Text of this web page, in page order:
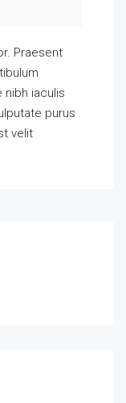
Praesent
iaculis
purus
velit